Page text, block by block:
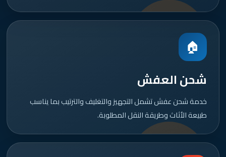
🏠
شحن العفش
خدمة شحن عفش تشمل التجهيز والتغليف والترتيب بما يناسب
طبيعة الأثاث وطريقة النقل المطلوبة.